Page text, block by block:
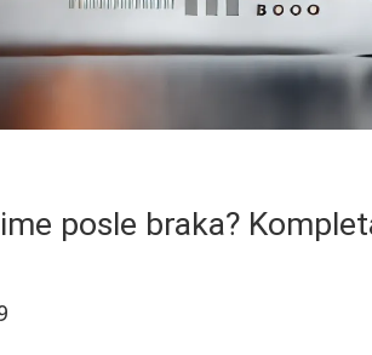
posle braka?